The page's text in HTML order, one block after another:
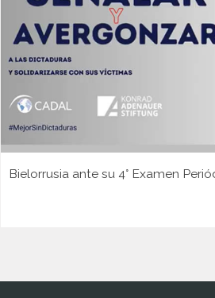
Bielorrusia ante su 4° Examen